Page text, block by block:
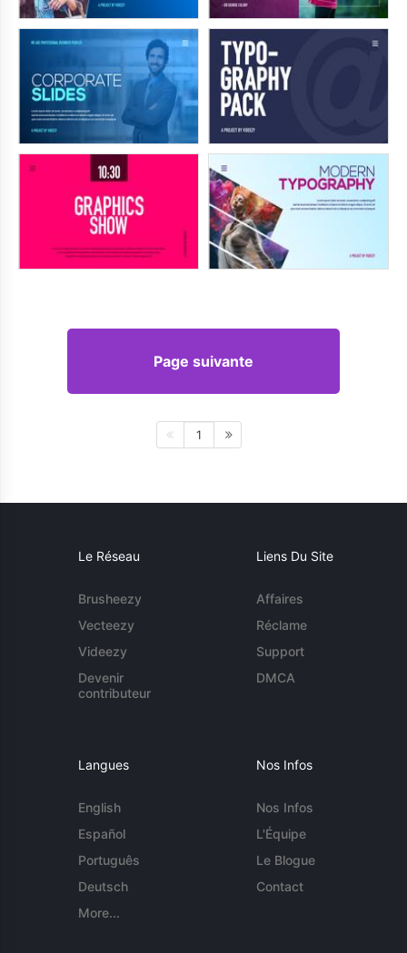
Page suivante
1
Le Réseau
Brusheezy
Vecteezy
Videezy
Devenir
contributeur
Liens Du Site
Affaires
Réclame
Support
DMCA
Langues
English
Español
Português
Deutsch
More...
Nos Infos
Nos Infos
L'Équipe
Le Blogue
Contact